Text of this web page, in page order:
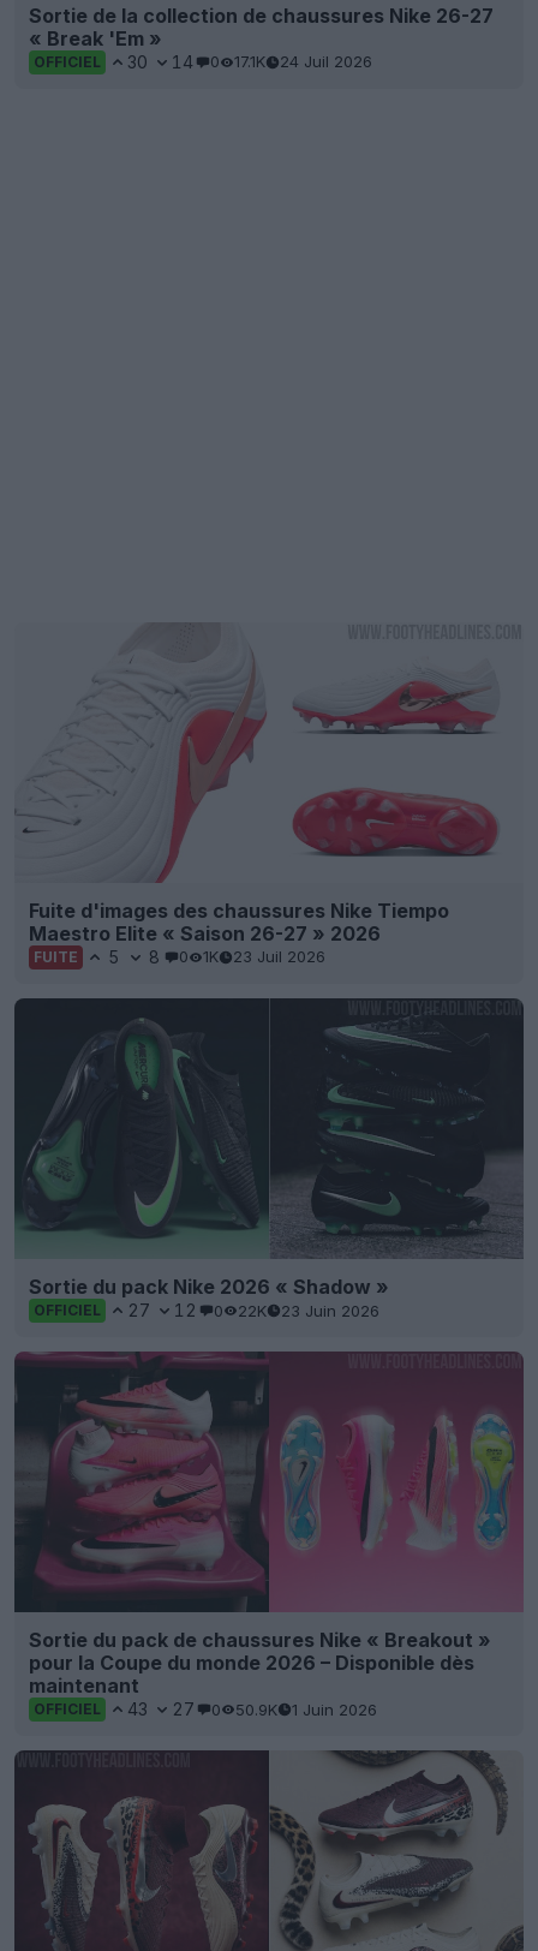
Sortie de la collection de chaussures Nike 26-27
« Break 'Em »
OFFICIEL 30 14 0 17.1K 24 Juil 2026
Fuite d'images des chaussures Nike Tiempo
Maestro Elite « Saison 26-27 » 2026
FUITE 5 8 0 1K 23 Juil 2026
Sortie du pack Nike 2026 « Shadow »
OFFICIEL 27 12 0 22K 23 Juin 2026
Sortie du pack de chaussures Nike « Breakout »
pour la Coupe du monde 2026 – Disponible dès
maintenant
OFFICIEL 43 27 0 50.9K 1 Juin 2026